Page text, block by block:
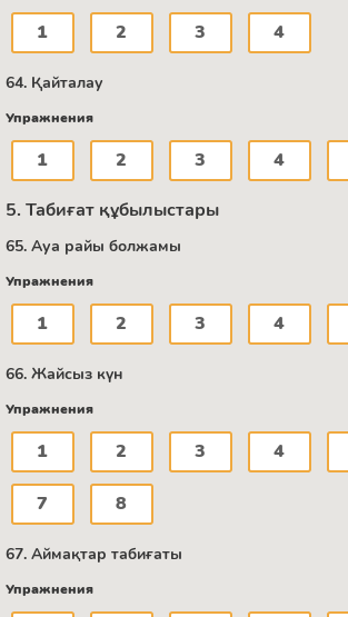
1 2 3 4
64. Қайталау
Упражнения
1 2 3 4
5. Табиғат құбылыстары
65. Ауа райы болжамы
Упражнения
1 2 3 4
66. Жайсыз күн
Упражнения
1 2 3 4
7 8
67. Аймақтар табиғаты
Упражнения